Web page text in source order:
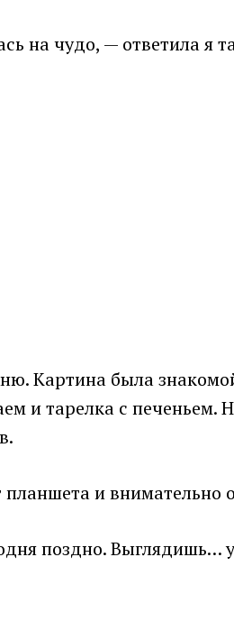
на чудо, — ответила я
Картина была
и тарелка с
планшета и внимательно
поздно. Выглядишь…